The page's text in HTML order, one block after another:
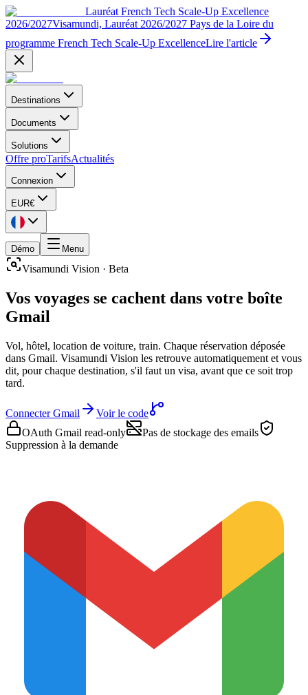
Lauréat French Tech Scale-Up Excellence
2026/2027Visamundi, Lauréat 2026/2027 Pays de la Loire du
programme French Tech Scale-Up ExcellenceLire l'article
Destinations
Documents
Solutions
Offre proTarifsActualités
Connexion
EUR€
Démo Menu
Visamundi Vision · Beta
Vos voyages se cachent dans votre boîte
Gmail
Vol, hôtel, location de voiture, train. Chaque réservation déposée
dans Gmail. Visamundi Vision les retrouve automatiquement et vous
dit, pour chaque destination, s'il faut un visa, avant que ce soit trop
tard.
Connecter Gmail
Voir le code
OAuth Gmail read-only
Pas de stockage des emails
Suppression à la demande